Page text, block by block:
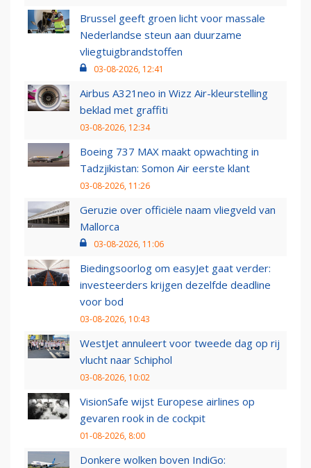
Brussel geeft groen licht voor massale
Nederlandse steun aan duurzame
vliegtuigbrandstoffen
03-08-2026, 12:41
Airbus A321neo in Wizz Air-kleurstelling
beklad met graffiti
03-08-2026, 12:34
Boeing 737 MAX maakt opwachting in
Tadzjikistan: Somon Air eerste klant
03-08-2026, 11:26
Geruzie over officiële naam vliegveld van
Mallorca
03-08-2026, 11:06
Biedingsoorlog om easyJet gaat verder:
investeerders krijgen dezelfde deadline
voor bod
03-08-2026, 10:43
WestJet annuleert voor tweede dag op rij
vlucht naar Schiphol
03-08-2026, 10:02
VisionSafe wijst Europese airlines op
gevaren rook in de cockpit
01-08-2026, 8:00
Donkere wolken boven IndiGo: